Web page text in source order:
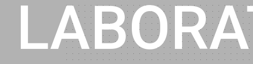
桃色Y談 裏ンキングSHOW
第二の人生物語
K-1 WORLD GP 2018